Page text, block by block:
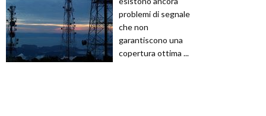
problemi di segnale
che non
garantiscono una
copertura ottima ...